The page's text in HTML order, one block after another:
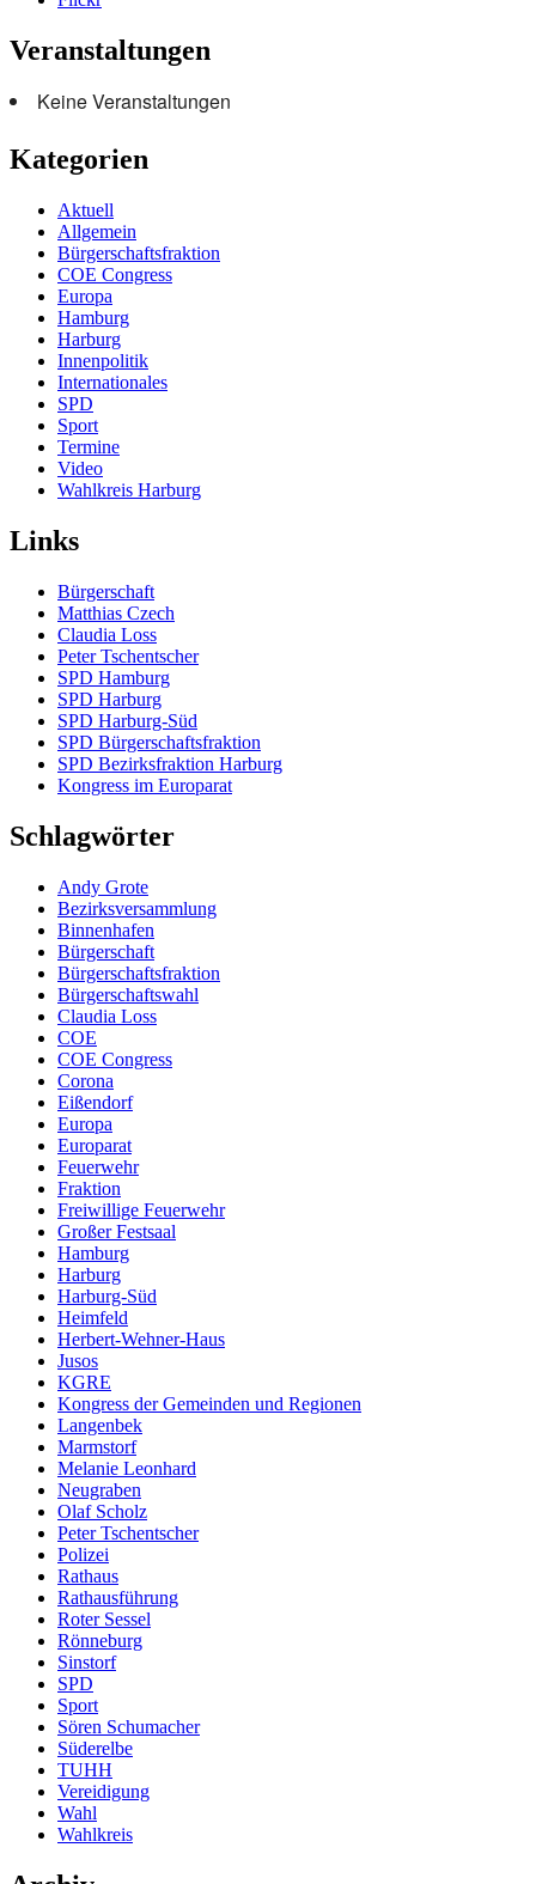
Veranstaltungen
Keine Veranstaltungen
Kategorien
Aktuell
Allgemein
Bürgerschaftsfraktion
COE Congress
Europa
Hamburg
Harburg
Innenpolitik
Internationales
SPD
Sport
Termine
Video
Wahlkreis Harburg
Links
Bürgerschaft
Matthias Czech
Claudia Loss
Peter Tschentscher
SPD Hamburg
SPD Harburg
SPD Harburg-Süd
SPD Bürgerschaftsfraktion
SPD Bezirksfraktion Harburg
Kongress im Europarat
Schlagwörter
Andy Grote
Bezirksversammlung
Binnenhafen
Bürgerschaft
Bürgerschaftsfraktion
Bürgerschaftswahl
Claudia Loss
COE
COE Congress
Corona
Eißendorf
Europa
Europarat
Feuerwehr
Fraktion
Freiwillige Feuerwehr
Großer Festsaal
Hamburg
Harburg
Harburg-Süd
Heimfeld
Herbert-Wehner-Haus
Jusos
KGRE
Kongress der Gemeinden und Regionen
Langenbek
Marmstorf
Melanie Leonhard
Neugraben
Olaf Scholz
Peter Tschentscher
Polizei
Rathaus
Rathausführung
Roter Sessel
Rönneburg
Sinstorf
SPD
Sport
Sören Schumacher
Süderelbe
TUHH
Vereidigung
Wahl
Wahlkreis